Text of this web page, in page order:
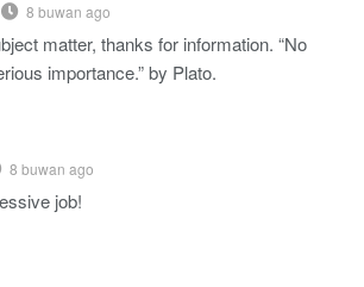
8 buwan ago
matter, thanks for information. “No
importance.” by Plato.
8 buwan ago
job!